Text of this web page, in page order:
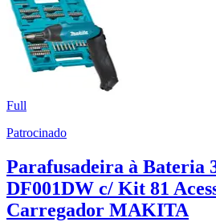
Full
Patrocinado
Parafusadeira à Bateria
DF001DW c/ Kit 81
Carregador MAKITA